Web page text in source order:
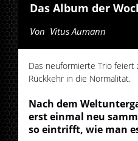
Das Album der
Von Vitus Aumann
Das neuformierte Trio
Rückkehr in die Normalität.
Nach dem
erst einmal neu
so eintrifft, wie man